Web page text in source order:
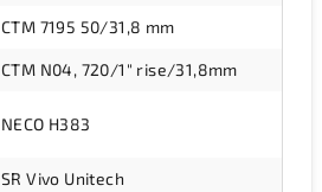
CTM 7195 50/31,8 mm
CTM N04, 720/1" rise/31,8mm
NECO H383
SR Vivo Unitech